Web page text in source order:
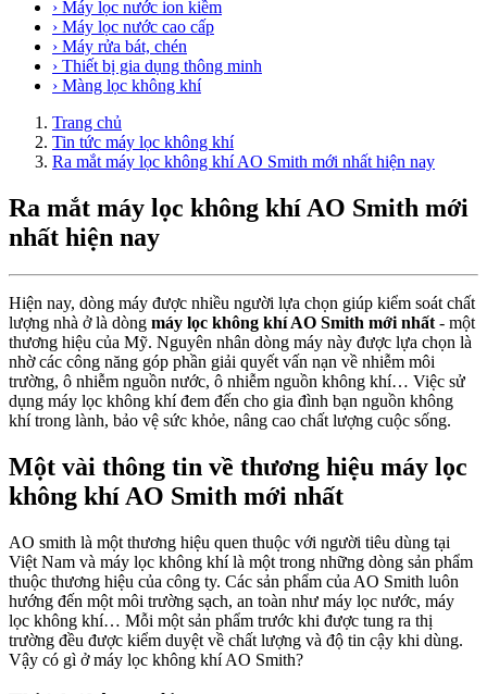
› Máy lọc nước ion kiềm
› Máy lọc nước cao cấp
› Máy rửa bát, chén
› Thiết bị gia dụng thông minh
› Màng lọc không khí
Trang chủ
Tin tức máy lọc không khí
Ra mắt máy lọc không khí AO Smith mới nhất hiện nay
Ra mắt máy lọc không khí AO Smith mới
nhất hiện nay
Hiện nay, dòng máy được nhiều người lựa chọn giúp kiểm soát chất
lượng nhà ở là dòng máy lọc không khí AO Smith mới nhất - một
thương hiệu của Mỹ. Nguyên nhân dòng máy này được lựa chọn là
nhờ các công năng góp phần giải quyết vấn nạn về nhiễm môi
trường, ô nhiễm nguồn nước, ô nhiễm nguồn không khí… Việc sử
dụng máy lọc không khí đem đến cho gia đình bạn nguồn không
khí trong lành, bảo vệ sức khỏe, nâng cao chất lượng cuộc sống.
Một vài thông tin về thương hiệu máy lọc
không khí AO Smith mới nhất
AO smith là một thương hiệu quen thuộc với người tiêu dùng tại
Việt Nam và máy lọc không khí là một trong những dòng sản phẩm
thuộc thương hiệu của công ty. Các sản phẩm của AO Smith luôn
hướng đến một môi trường sạch, an toàn như máy lọc nước, máy
lọc không khí… Mỗi một sản phẩm trước khi được tung ra thị
trường đều được kiểm duyệt về chất lượng và độ tin cậy khi dùng.
Vậy có gì ở máy lọc không khí AO Smith?